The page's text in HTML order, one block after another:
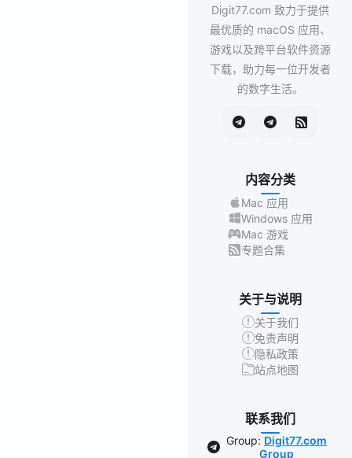
Digit77.com 致力于提供
最优质的 macOS 应用、
游戏以及跨平台软件资源
下载，助力每一位开发者
的数字生活。
内容分类
Mac 应用
Windows 应用
Mac 游戏
专题合集
关于与说明
关于我们
免责声明
隐私政策
站点地图
联系我们
Group: Digit77.com
Group